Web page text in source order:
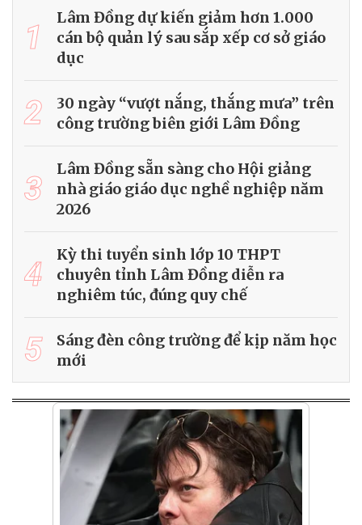
1
Lâm Đồng dự kiến giảm hơn 1.000
cán bộ quản lý sau sắp xếp cơ sở giáo
dục
2
30 ngày “vượt nắng, thắng mưa” trên
công trường biên giới Lâm Đồng
3
Lâm Đồng sẵn sàng cho Hội giảng
nhà giáo giáo dục nghề nghiệp năm
2026
4
Kỳ thi tuyển sinh lớp 10 THPT
chuyên tỉnh Lâm Đồng diễn ra
nghiêm túc, đúng quy chế
5
Sáng đèn công trường để kịp năm học
mới